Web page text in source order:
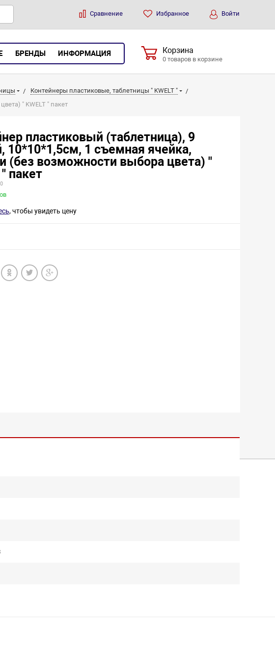
Сравнение Избранное Войти
БРЕНДЫ ИНФОРМАЦИЯ Корзина
0 товаров в корзине
Контейнеры пластиковые, таблетницы " KWELT "
" KWELT " пакет
пластиковый (таблетница), 9
10*10*1,5см, 1 съемная ячейка,
(без возможности выбора цвета) "
" пакет
, чтобы увидеть цену